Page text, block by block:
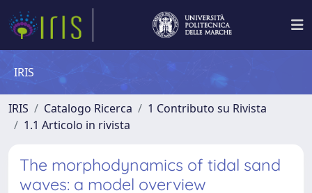
IRIS
IRIS Catalogo Ricerca
1 Contributo su Rivista
1.1 Articolo in rivista
The morphodynamics of tidal sand
waves: a model overview